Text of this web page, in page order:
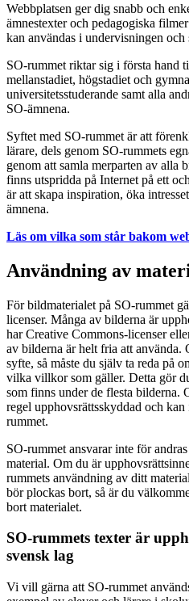
Webbplatsen ger dig snabb och
ämnestexter och pedagogiska
kan användas i undervisningen och
SO-rummet riktar sig i första hand
mellanstadiet, högstadiet och
universitetsstuderande samt alla
SO-ämnena.
Syftet med SO-rummet är att
lärare, dels genom SO-rummets
genom att samla merparten av alla
finns utspridda på Internet på ett
är att skapa inspiration, öka
ämnena.
Läs om vilka som står bakom
Användning av
För bildmaterialet på SO-rummet
licenser. Många av bilderna är
har Creative Commons-licenser
av bilderna är helt fria att
syfte, så måste du själv ta reda på
vilka villkor som gäller. Detta gör
som finns under de flesta bilderna.
regel upphovsrättsskyddad och
rummet.
SO-rummet ansvarar inte för
material. Om du är
rummets användning av ditt
bör plockas bort, så är du
bort materialet.
SO-rummets texter är
svensk lag
Vi vill gärna att SO-rummet